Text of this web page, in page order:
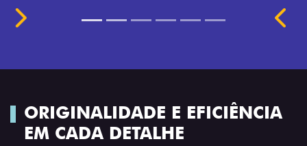
Previous
Rodas de liga leve
ORIGINALIDADE E EFICIÊNCIA
EM CADA DETALHE